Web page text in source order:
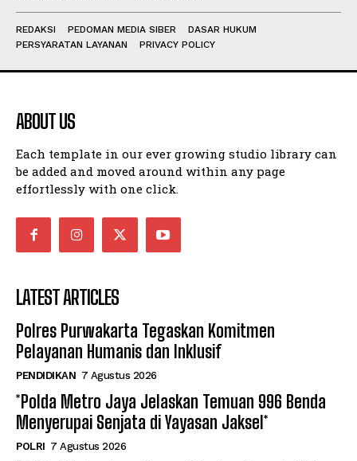
REDAKSI PEDOMAN MEDIA SIBER
DASAR HUKUM
PERSYARATAN LAYANAN
PRIVACY POLICY
ABOUT US
Each template in our ever growing studio library can
be added and moved around within any page
effortlessly with one click.
LATEST ARTICLES
Polres Purwakarta Tegaskan Komitmen
Pelayanan Humanis dan Inklusif
PENDIDIKAN 7 Agustus 2026
*Polda Metro Jaya Jelaskan Temuan 996 Benda
Menyerupai Senjata di Yayasan Jaksel*
POLRI 7 Agustus 2026